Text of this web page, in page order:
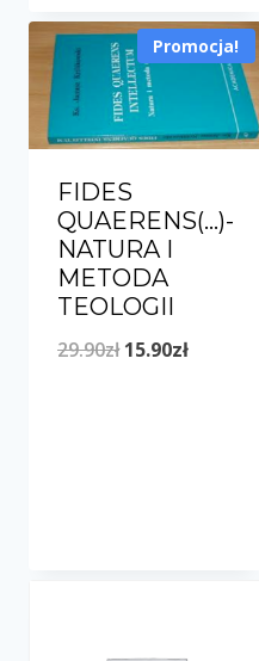
Promocja!
FIDES
QUAERENS(…)-
NATURA I
METODA
TEOLOGII
29.90zł Pierwotna
15.90złAktualna